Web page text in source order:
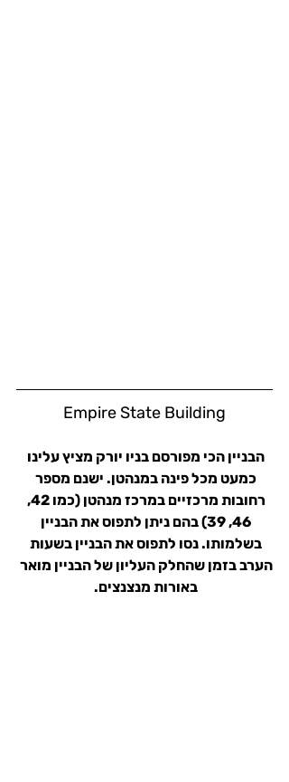
Empire State Building
הבניין הכי מפורסם בניו יורק מציץ עלינו
כמעט מכל פינה במנהטן. ישנם מספר
רחובות מרכזיים במרכז מנהטן (כמו 42,
46, 39) בהם ניתן לתפוס את הבניין
בשלמותו. נסו לתפוס את הבניין בשעות
הערב בזמן שהחלק העליון של הבניין מואר
באורות מנצנצים.